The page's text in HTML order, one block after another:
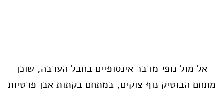
אל מול נופי מדבר אינסופיים בחבל הערבה, שוכן
מתחם הבוטיק נוף צוקים, במתחם בקתות אבן פרטיות